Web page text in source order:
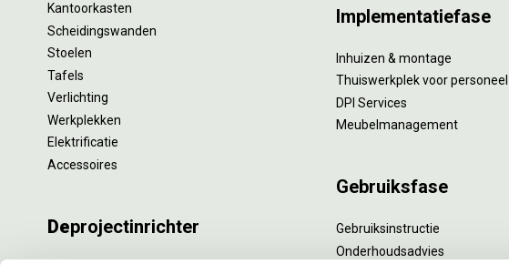
Kantoorkasten
Scheidingswanden
Stoelen
Tafels
Verlichting
Werkplekken
Elektrificatie
Accessoires
Deprojectinrichter
Implementatiefase
Inhuizen & montage
Thuiswerkplek voor personeel
DPI Services
Meubelmanagement
Gebruiksfase
Gebruiksinstructie
Onderhoudsadvies